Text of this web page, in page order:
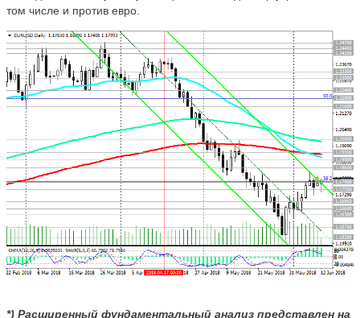
том числе и против евро.
*) Расширенный фундаментальный анализ представлен на